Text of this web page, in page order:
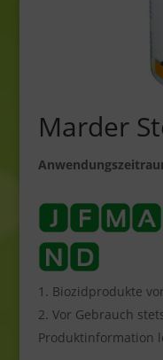
Marder
Biozidprodukte
Vor Gebrauch
Produktinformation